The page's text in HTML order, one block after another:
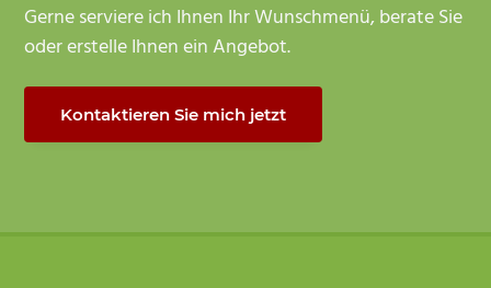
Gerne serviere ich Ihnen Ihr Wunschmenü, berate Sie
oder erstelle Ihnen ein Angebot.
Kontaktieren Sie mich jetzt